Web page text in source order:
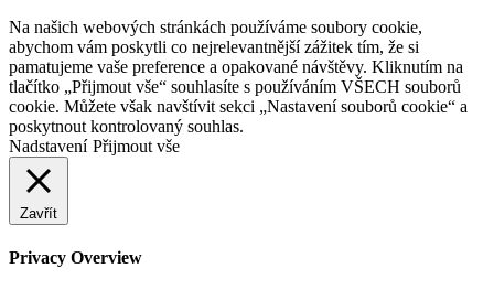
Na našich webových stránkách používáme soubory cookie,
abychom vám poskytli co nejrelevantnější zážitek tím, že si
pamatujeme vaše preference a opakované návštěvy. Kliknutím na
tlačítko „Přijmout vše“ souhlasíte s používáním VŠECH souborů
cookie. Můžete však navštívit sekci „Nastavení souborů cookie“ a
poskytnout kontrolovaný souhlas.
Nadstavení Přijmout vše
Zavřít
Privacy Overview